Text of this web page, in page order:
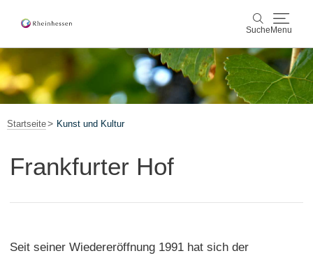
Suche Menu
Suche
Wein & Genuss
ShopRheinhessen-Blog Karte
Startseite Kunst und Kultur
Frankfurter Hof
Seit seiner Wiedereröffnung 1991 hat sich der